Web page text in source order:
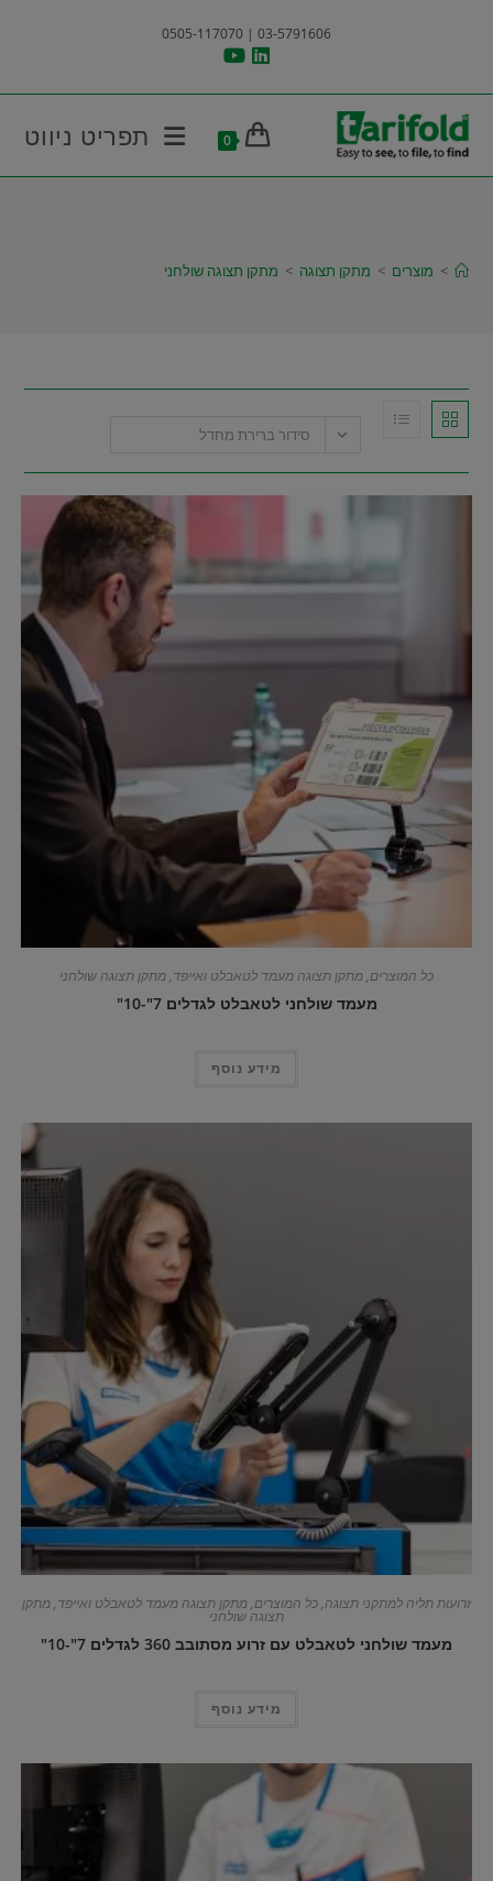
03-5791606 | 0505-117070
0 תפריט ניווט
> מוצרים > מתקן תצוגה > מתקן תצוגה שולחני
סידור ברירת מחדל
כל המוצרים,מתקן תצוגה מעמד לטאבלט ואייפד,מתקן תצוגה שולחני
מעמד שולחני לטאבלט לגדלים 7"-10"
מידע נוסף
זרועות תליה למתקני תצוגה,כל המוצרים,מתקן תצוגה מעמד לטאבלט ואייפד,מתקן
תצוגה שולחני
מעמד שולחני לטאבלט עם זרוע מסתובב 360 לגדלים 7"-10"
מידע נוסף